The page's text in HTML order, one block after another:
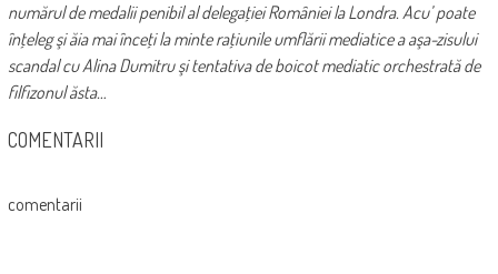
numărul de medalii penibil al delegaţiei României la Londra. Acu’ poate
înţeleg şi ăia mai înceţi la minte raţiunile umflării mediatice a aşa-zisului
scandal cu Alina Dumitru şi tentativa de boicot mediatic orchestrată de
filfizonul ăsta…
COMENTARII
comentarii